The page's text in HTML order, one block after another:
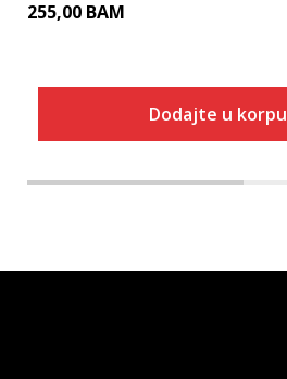
255,00 BAM
Dodajte u korpu